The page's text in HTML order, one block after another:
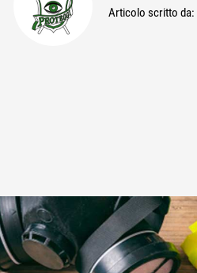
Articolo scritto da: